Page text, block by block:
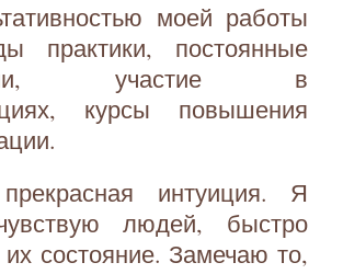
моей работы
практики, постоянные
участие в
курсы повышения
интуиция. Я
людей, быстро
состояние. Замечаю то,